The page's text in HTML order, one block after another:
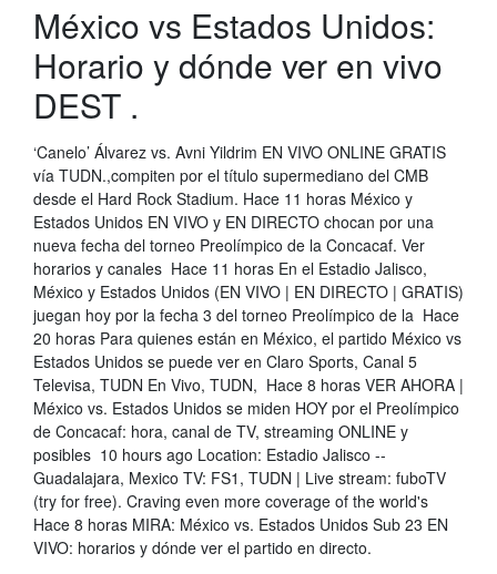
México vs Estados Unidos:
Horario y dónde ver en vivo
DEST .
‘Canelo’ Álvarez vs. Avni Yildrim EN VIVO ONLINE GRATIS
vía TUDN.,compiten por el título supermediano del CMB
desde el Hard Rock Stadium. Hace 11 horas México y
Estados Unidos EN VIVO y EN DIRECTO chocan por una
nueva fecha del torneo Preolímpico de la Concacaf. Ver
horarios y canales Hace 11 horas En el Estadio Jalisco,
México y Estados Unidos (EN VIVO | EN DIRECTO | GRATIS)
juegan hoy por la fecha 3 del torneo Preolímpico de la Hace
20 horas Para quienes están en México, el partido México vs
Estados Unidos se puede ver en Claro Sports, Canal 5
Televisa, TUDN En Vivo, TUDN, Hace 8 horas VER AHORA |
México vs. Estados Unidos se miden HOY por el Preolímpico
de Concacaf: hora, canal de TV, streaming ONLINE y
posibles 10 hours ago Location: Estadio Jalisco --
Guadalajara, Mexico TV: FS1, TUDN | Live stream: fuboTV
(try for free). Craving even more coverage of the world's
Hace 8 horas MIRA: México vs. Estados Unidos Sub 23 EN
VIVO: horarios y dónde ver el partido en directo.